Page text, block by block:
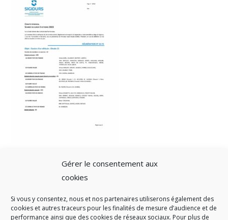
Gérer le consentement aux
cookies
Si vous y consentez, nous et nos partenaires utiliserons également des
cookies et autres traceurs pour les finalités de mesure d’audience et de
performance ainsi que des cookies de réseaux sociaux. Pour plus de
A SAVOIR